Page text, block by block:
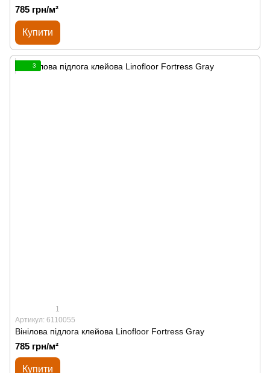
785 грн/м²
Купити
3
1
Артикул: 6110055
Вінілова підлога клейова Linofloor Fortress Gray
785 грн/м²
Купити